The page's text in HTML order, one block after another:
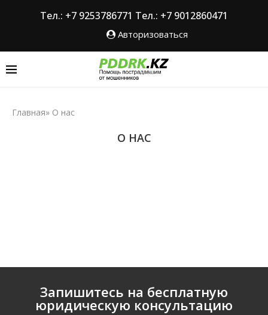
Тел.: +7 9253786771 Тел.: +7 9012860471
Авторизоваться
Главная» О нас
О НАС
Запишитесь на бесплатную
юридическую консультацию